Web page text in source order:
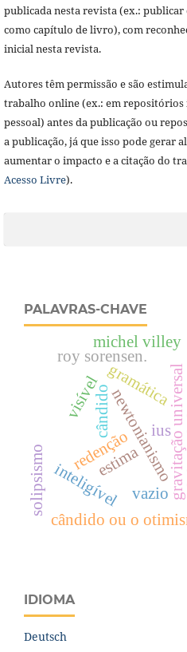
publicada nesta revista (ex.:
como capítulo de livro), com
inicial nesta revista.
Autores têm permissão e são
trabalho online (ex.: em repositórios
pessoal) antes da publicação ou
a publicação, já que isso pode gerar
aumentar o impacto e a citação do
Acesso Livre).
PALAVRAS-CHAVE
gravitação universal
vazio
newtonianismo
cândido
redenção
cândido ou o
gramática
inteligível
visível
roy sorensen.
ius
michel villey
estima
solipsismo
IDIOMA
Deutsch